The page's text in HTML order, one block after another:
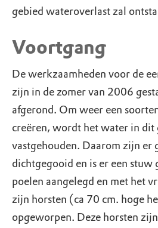
gebied wateroverlast zal
Voortgang
De werkzaamheden voor de
zijn in de zomer van 2006
afgerond. Om weer een
creëren, wordt het water in dit
vastgehouden. Daarom zijn er
dichtgegooid en is er een
poelen aangelegd en met het
zijn horsten (ca 70 cm. hoge
opgeworpen. Deze horsten